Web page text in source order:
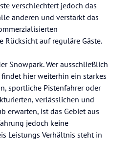
verschlechtert jedoch das
anderen und verstärkt das
Rücksicht auf reguläre Gäste.
Snowpark. Wer ausschließlich
hier weiterhin ein starkes
sportliche Pistenfahrer oder
verlässlichen und
erwarten, ist das Gebiet aus
jedoch keine
Leistungs Verhältnis steht in